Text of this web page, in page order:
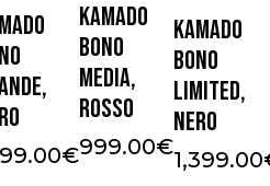
€
Kamado
Bono
Media,
Rosso
999.00€
Kamado
Bono
Limited,
Nero
1,399.00